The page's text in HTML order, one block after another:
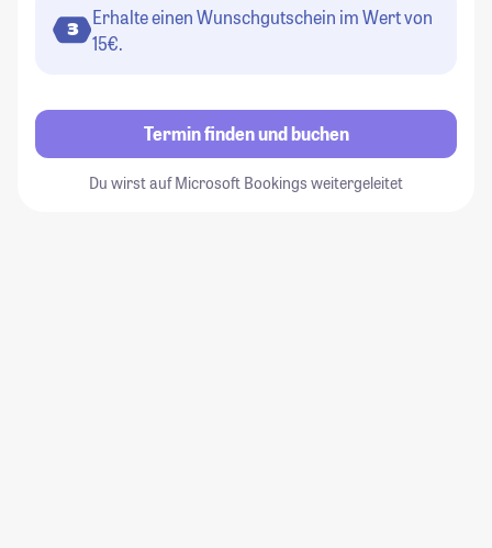
3
Erhalte einen Wunschgutschein im Wert von
15€.
Termin finden und buchen
Du wirst auf Microsoft Bookings weitergeleitet